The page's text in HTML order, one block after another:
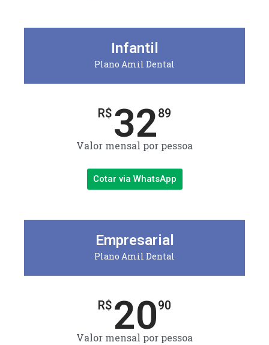
Infantil
Plano Amil Dental
R$ 3289
Valor mensal por pessoa
Cotar via WhatsApp
Empresarial
Plano Amil Dental
R$ 2090
Valor mensal por pessoa